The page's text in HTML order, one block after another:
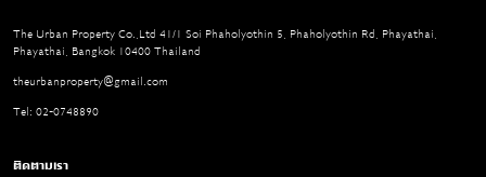
The Urban Property Co.,Ltd 41/1 Soi Phaholyothin 5, Phaholyothin Rd, Phayathai,
Phayathai, Bangkok 10400 Thailand
theurbanproperty@gmail.com
Tel: 02-0748890
ติดตามเรา